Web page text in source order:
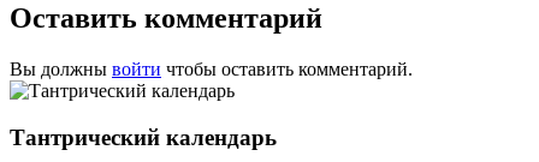
Оставить комментарий
Вы должны войти чтобы оставить комментарий.
Тантрический календарь